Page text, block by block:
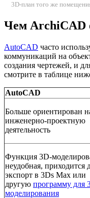
3D-план того же
Чем ArchiCAD
AutoCAD часто
коммуникаций на
создания чертежей, и
смотрите в таблице
AutoCAD
Больше ориентирован
инженерно-проектную
деятельность
Функция 3D-
неудобная, приходится
экспорт в 3Ds Max или
другую программу для
моделирования